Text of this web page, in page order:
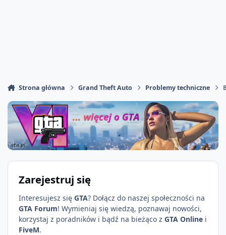
Strona główna Grand Theft Auto Problemy techniczne
Zarejestruj się
Interesujesz się GTA? Dołącz do naszej społeczności na
GTA Forum! Wymieniaj się wiedzą, poznawaj nowości,
korzystaj z poradników i bądź na bieżąco z GTA Online i
FiveM.